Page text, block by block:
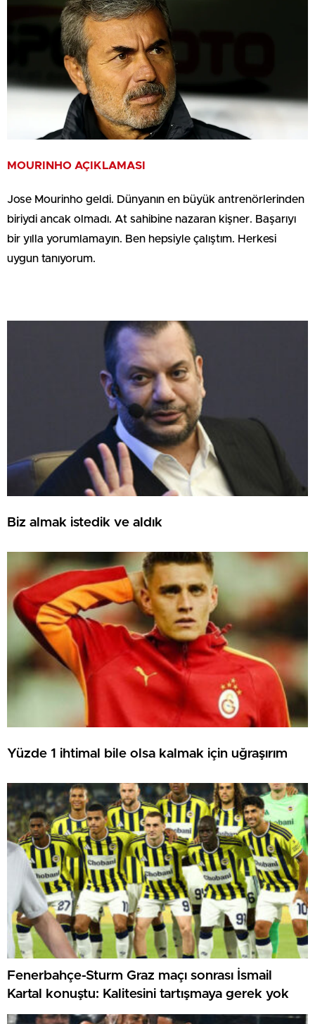
MOURINHO AÇIKLAMASI
Jose Mourinho geldi. Dünyanın en büyük antrenörlerinden
biriydi ancak olmadı. At sahibine nazaran kişner. Başarıyı
bir yılla yorumlamayın. Ben hepsiyle çalıştım. Herkesi
uygun tanıyorum.
Biz almak istedik ve aldık
Yüzde 1 ihtimal bile olsa kalmak için uğraşırım
Fenerbahçe-Sturm Graz maçı sonrası İsmail
Kartal konuştu: Kalitesini tartışmaya gerek yok